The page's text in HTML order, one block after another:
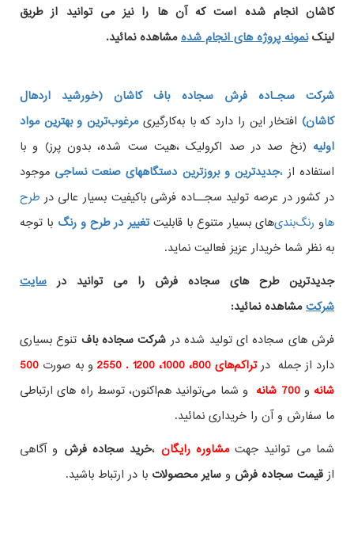
کاشان انجام شده است که آن ها را نیز می توانید از طریق
لینکنمونه پروژه های انجام شدهمشاهده نمائید.
شرکت سجـاده فرش سجاده باف کاشان (خورشید اردهال
کاشان) افتخار این را دارد که با به‌کارگیریمرغوب‌ترین و بهترین مواد
اولیه (نخ صد در صد اکرولیک ،هیت ست شده، بدون پرز) و با
استفاده ازجدیدترین و بروزترین دستگاههای صنعت نساجی،
موجود
در کشور در عرصه تولید سجــاده فرشی باکیفیت بسیار عالی درطرح
هاو های بسیار متنوع با قابلیتتغییر در طرح و رنگ با توجه
به نظر شما خریدار عزیز فعالیت نماید.
جدیدترین طرح های سجاده فرش را می توانید در سایت
شرکتمشاهده نمائید:
فرش های سجاده ای تولید شده درشرکت سجاده باف تنوع بسیاری
دارد از جمله درتراکم‌های 800، 1000، 1200 . 2550 و به صورت 500
شانه و700 شانه
و شما می‌توانید هم‌اکنون، توسط راه های ارتباطی
ما سفارش و آن را خریداری نمائید.
شما می توانید جهت مشاوره رایگان ،خرید سجاده فرش و آگاهی
ازقیمت سجاده فرش وسایر محصولات با در ارتباط باشید.